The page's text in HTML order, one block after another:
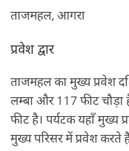
ताजमहल, आगरा
प्रवेश द्वार
ताजमहल का मुख्‍य प्रवेश
लम्‍बा और 117 फीट चौड़ा
फीट है। पर्यटक यहाँ मुख्‍य
मुख्‍य परिसर में प्रवेश करते